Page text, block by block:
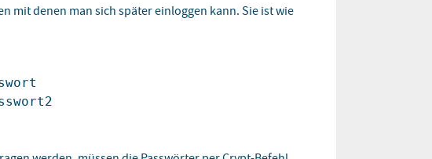
mit denen man sich später einloggen kann. Sie ist wie